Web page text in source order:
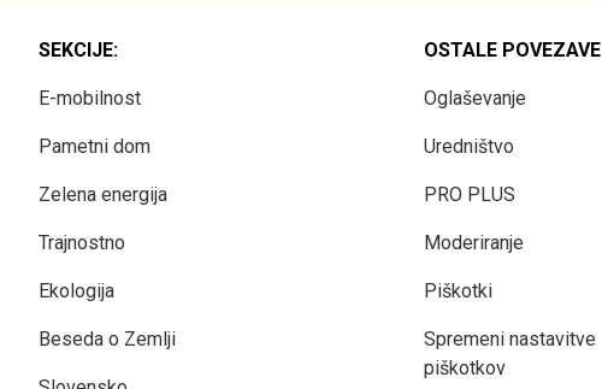
SEKCIJE:
E-mobilnost
Pametni dom
Zelena energija
Trajnostno
Ekologija
Beseda o Zemlji
OSTALE POVEZAVE
Oglaševanje
Uredništvo
PRO PLUS
Moderiranje
Piškotki
Spremeni nastavitve
piškotkov